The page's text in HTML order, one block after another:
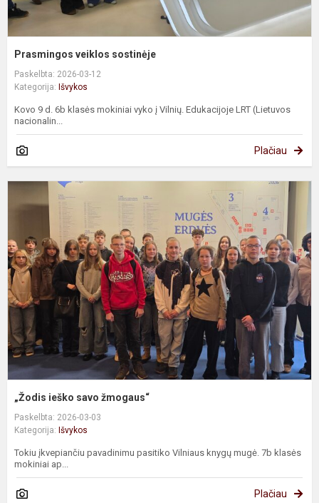
Prasmingos veiklos sostinėje
Paskelbta: 2026-03-12
Kategorija: Išvykos
Kovo 9 d. 6b klasės mokiniai vyko į Vilnių. Edukacijoje LRT (Lietuvos
nacionalin...
Plačiau
„Žodis ieško savo žmogaus“
Paskelbta: 2026-03-03
Kategorija: Išvykos
Tokiu įkvepiančiu pavadinimu pasitiko Vilniaus knygų mugė. 7b klasės
mokiniai ap...
Plačiau